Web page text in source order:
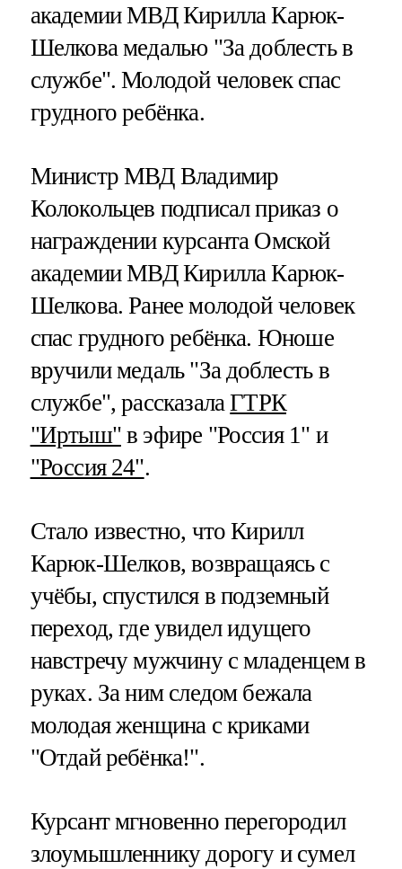
академии МВД Кирилла Карюк-
Шелкова медалью "За доблесть в
службе". Молодой человек спас
грудного ребёнка.
Министр МВД Владимир
Колокольцев подписал приказ о
награждении курсанта Омской
академии МВД Кирилла Карюк-
Шелкова. Ранее молодой человек
спас грудного ребёнка. Юноше
вручили медаль "За доблесть в
службе", рассказалаГТРК
"Иртыш"в эфире "Россия 1" и
"Россия 24".
Стало известно, что Кирилл
Карюк-Шелков, возвращаясь с
учёбы, спустился в подземный
переход, где увидел идущего
навстречу мужчину с младенцем в
руках. За ним следом бежала
молодая женщина с криками
"Отдай ребёнка!".
Курсант мгновенно перегородил
злоумышленнику дорогу и сумел